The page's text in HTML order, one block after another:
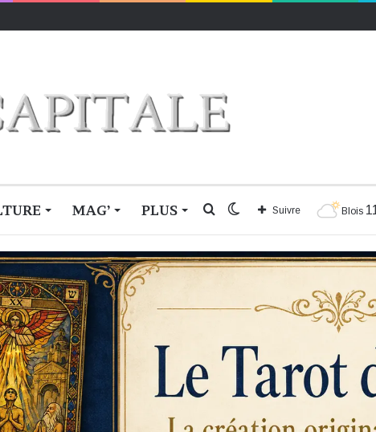
et la lumière
MAG’ PLUS Blois 11
Suivre
Switch
skin
Rechercher